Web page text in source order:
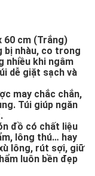
60 cm (Trắng)
bị nhàu, co trong
nhiều khi ngâm
dễ giặt sạch và
may chắc chắn,
Túi giúp ngăn
đồ có chất liệu
lông thú… hay
lông, rút sợi, giữ
luôn bền đẹp